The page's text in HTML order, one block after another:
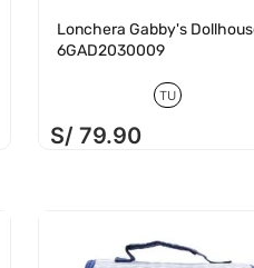
Lonchera Gabby's
6GAD2030009
TU
S/ 79.90